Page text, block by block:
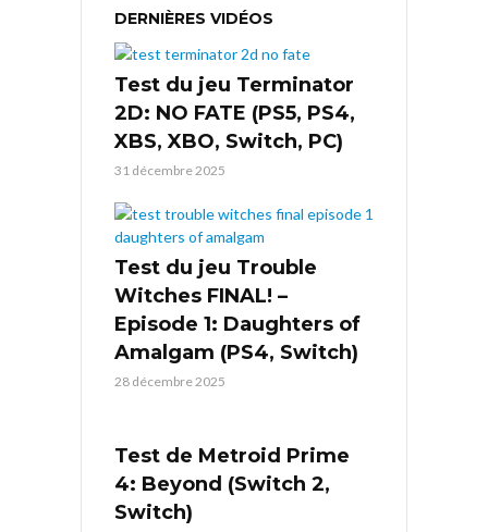
DERNIÈRES VIDÉOS
Test du jeu Terminator
2D: NO FATE (PS5, PS4,
XBS, XBO, Switch, PC)
31 décembre 2025
Test du jeu Trouble
Witches FINAL! –
Episode 1: Daughters of
Amalgam (PS4, Switch)
28 décembre 2025
Test de Metroid Prime
4: Beyond (Switch 2,
Switch)